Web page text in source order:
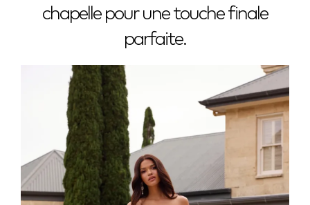
chapelle pour une touche finale
parfaite.